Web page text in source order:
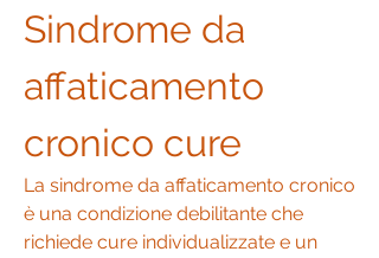
Sindrome da
affaticamento
cronico cure
La sindrome da affaticamento cronico
è una condizione debilitante che
richiede cure individualizzate e un